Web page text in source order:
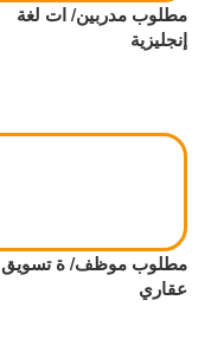
مطلوب مدربين/ ات لغة
إنجليزية
مطلوب موظف/ ة تسويق
عقاري